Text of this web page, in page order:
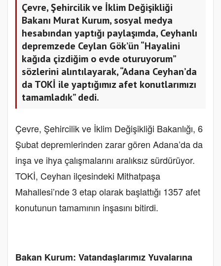
Çevre, Şehircilik ve İklim Değişikliği
Bakanı Murat Kurum, sosyal medya
hesabından yaptığı paylaşımda, Ceyhanlı
depremzede Ceylan Gök’ün “Hayalini
kağıda çizdiğim o evde oturuyorum”
sözlerini alıntılayarak, “Adana Ceyhan’da
da TOKİ ile yaptığımız afet konutlarımızı
tamamladık” dedi.
Çevre, Şehircilik ve İklim Değişikliği Bakanlığı, 6
Şubat depremlerinden zarar gören Adana’da da
inşa ve ihya çalışmalarını aralıksız sürdürüyor.
TOKİ, Ceyhan ilçesindeki Mithatpaşa
Mahallesi’nde 3 etap olarak başlattığı 1357 afet
konutunun tamamının inşasını bitirdi.
Bakan Kurum: Vatandaşlarımız Yuvalarına